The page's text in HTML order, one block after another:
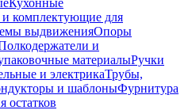
Кухонные
комплектующие для
выдвиженияОпоры
и
материалыРучки
и электрикаТрубы,
и шаблоныФурнитура
остатков